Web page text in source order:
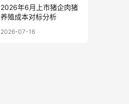
2026年6月上市猪企肉猪
养殖成本对标分析
2026-07-16